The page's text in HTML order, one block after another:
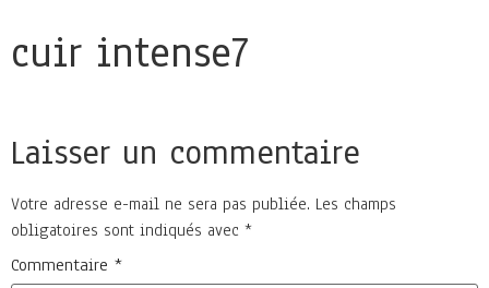
cuir intense7
Laisser un commentaire
Votre adresse e-mail ne sera pas publiée. Les champs
obligatoires sont indiqués avec *
Commentaire *